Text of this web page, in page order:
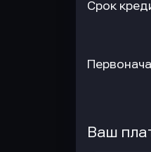
Срок
Ваш